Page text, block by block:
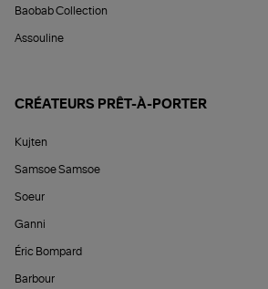
Baobab Collection
Assouline
CRÉATEURS PRÊT-À-PORTER
Kujten
Samsoe Samsoe
Soeur
Ganni
Éric Bompard
Barbour